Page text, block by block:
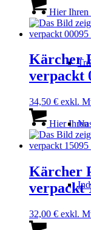
Hier Ihren
Kärcher
verpackt
34,50 € exkl.
Hier Ihren
Kärcher
verpackt
32,00 € exkl.